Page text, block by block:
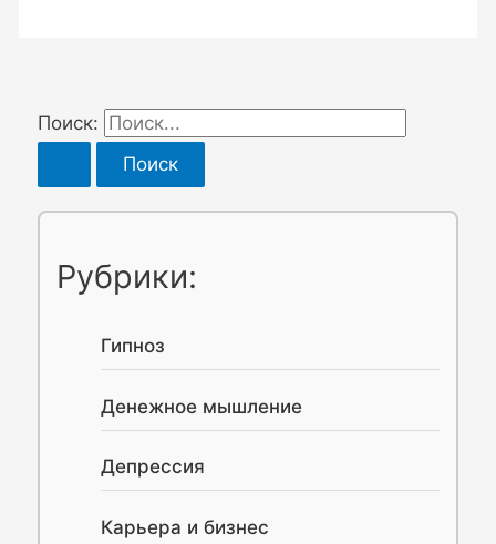
Поиск:
Рубрики:
Гипноз
Денежное мышление
Депрессия
Карьера и бизнес